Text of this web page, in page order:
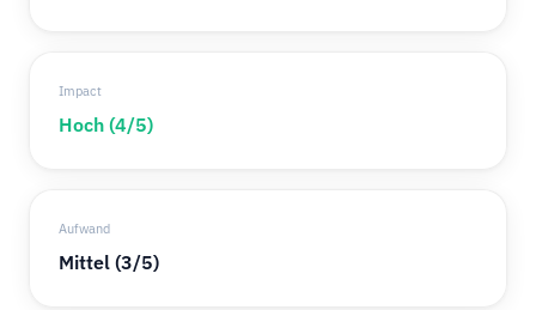
Impact
Hoch (4/5)
Aufwand
Mittel (3/5)